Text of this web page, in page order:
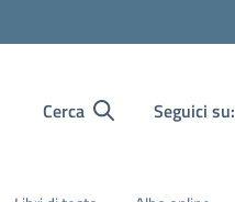
Cerca Seguici su: